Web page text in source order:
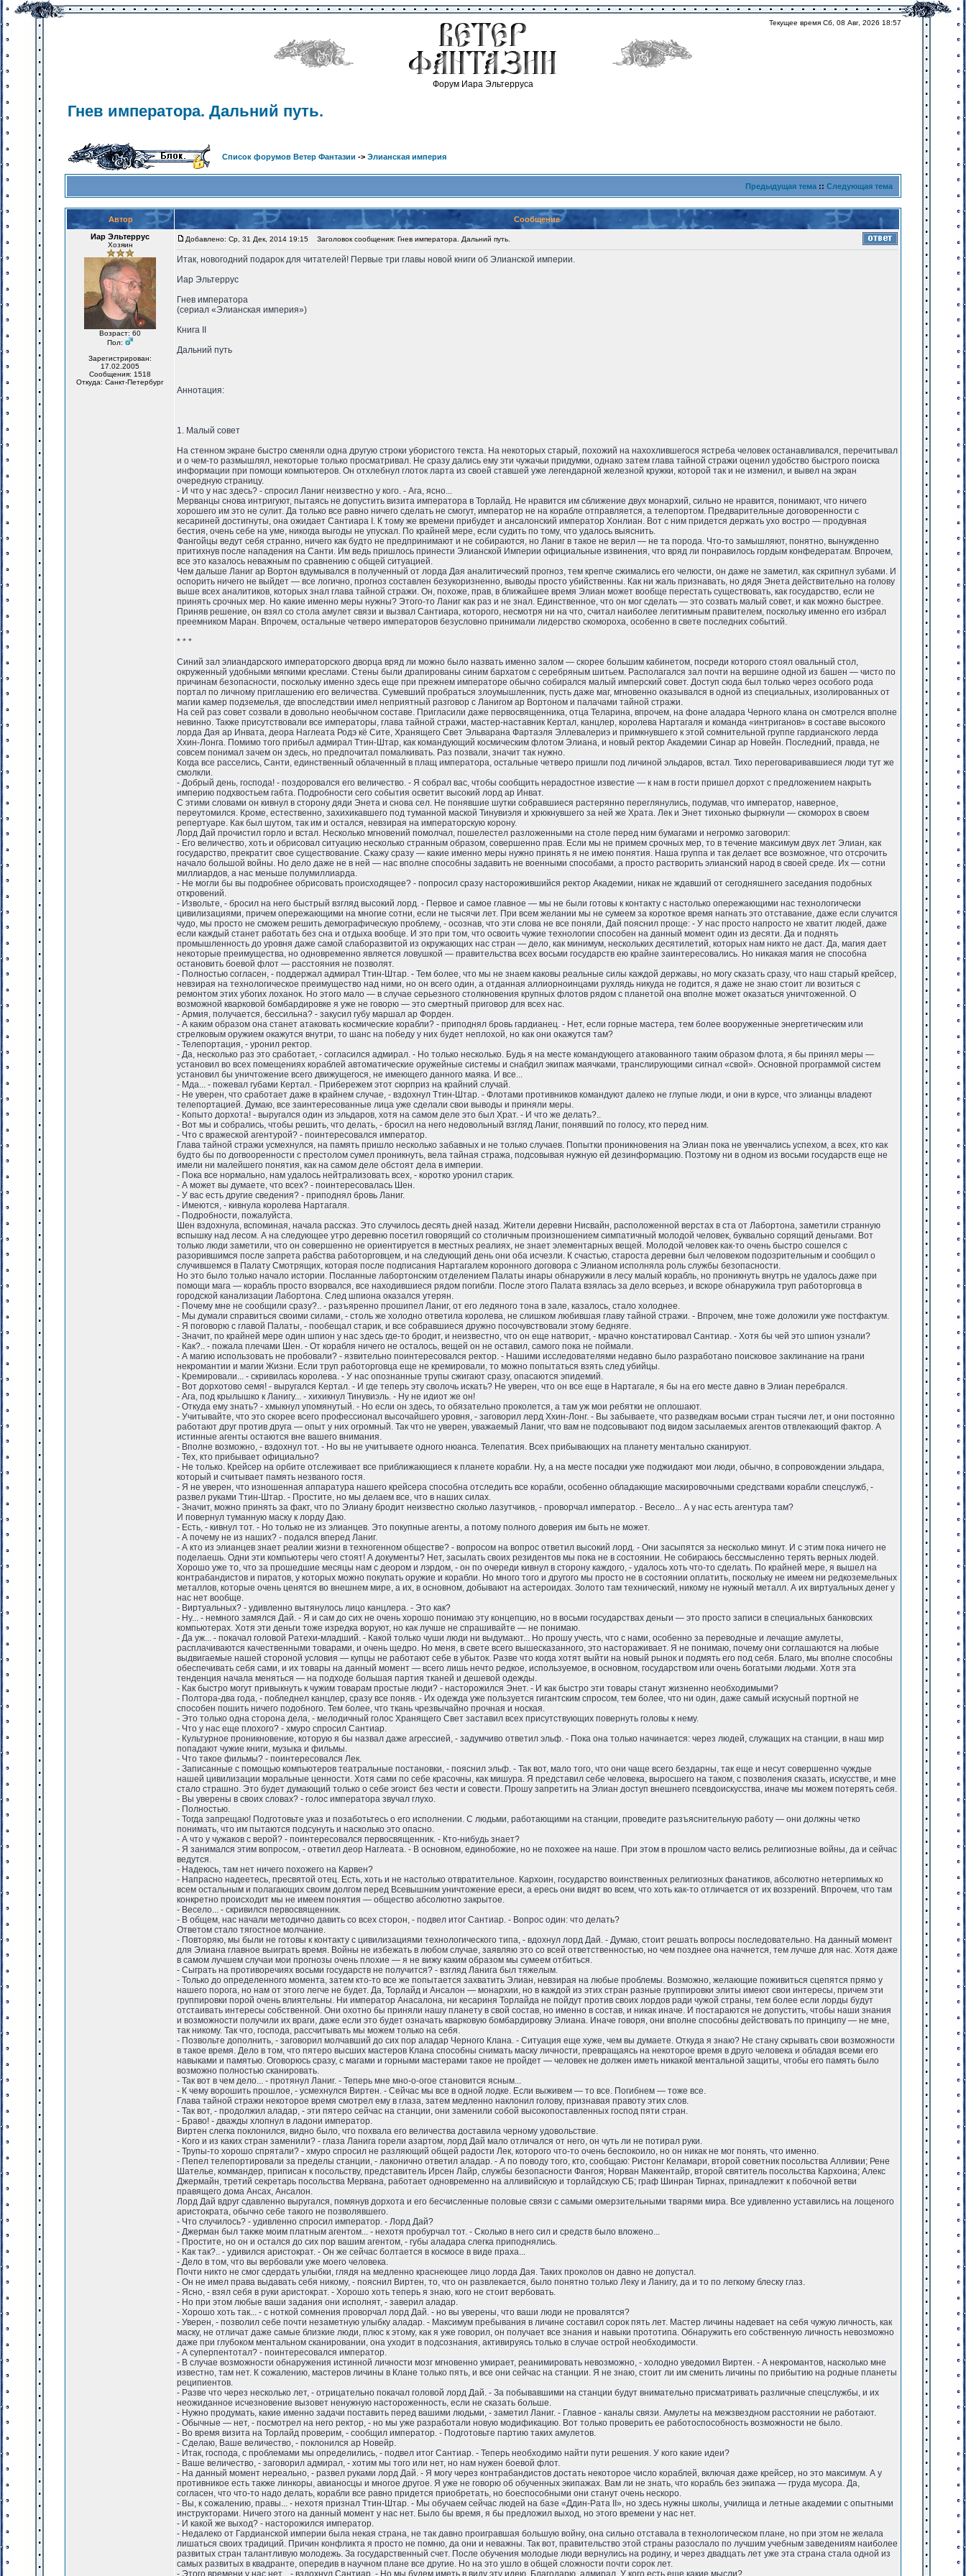
Форум Иара Эльтерруса
Текущее время Сб, 08 Авг, 2026 18:57
Гнев императора. Дальний путь.
Список форумов Ветер Фантазии -> Элианская империя
Предыдущая тема :: Следующая тема
Автор
Сообщение
Иар Эльтеррус
Хозяин
Возраст: 60
Пол:
Зарегистрирован:
17.02.2005
Сообщения: 1518
Откуда: Санкт-Петербург
Добавлено: Ср, 31 Дек, 2014 19:15 Заголовок сообщения: Гнев императора. Дальний путь.
Итак, новогодний подарок для читателей! Первые три главы новой книги об Элианской империи.
Иар Эльтеррус
Гнев императора
(сериал «Элианская империя»)
Книга II
Дальний путь
Аннотация:
1. Малый совет
На стенном экране быстро сменяли одна другую строки убористого текста. На некоторых старый, похожий на нахохлившегося ястреба человек останавливался, перечитывал
и о чем-то размышлял, некоторые только просматривал. Не сразу дались ему эти чужачьи придумки, однако затем глава тайной стражи оценил удобство быстрого поиска
информации при помощи компьютеров. Он отхлебнул глоток ларта из своей ставшей уже легендарной железной кружки, которой так и не изменил, и вывел на экран
очередную страницу.
- И что у нас здесь? - спросил Ланиг неизвестно у кого. - Ага, ясно...
Мерванцы снова интригуют, пытаясь не допустить визита императора в Торлайд. Не нравится им сближение двух монархий, сильно не нравится, понимают, что ничего
хорошего им это не сулит. Да только все равно ничего сделать не смогут, император не на корабле отправляется, а телепортом. Предварительные договоренности с
кесариней достигнуты, она ожидает Сантиара I. К тому же времени прибудет и ансалонский император Хонлиан. Вот с ним придется держать ухо востро — продувная
бестия, очень себе на уме, никогда выгоды не упускал. По крайней мере, если судить по тому, что удалось выяснить.
Фангойцы ведут себя странно, ничего как будто не предпринимают и не собираются, но Ланиг в такое не верил — не та порода. Что-то замышляют, понятно, вынужденно
притихнув после нападения на Санти. Им ведь пришлось принести Элианской Империи официальные извинения, что вряд ли понравилось гордым конфедератам. Впрочем,
все это казалось неважным по сравнению с общей ситуацией.
Чем дальше Ланиг ар Вортон вдумывался в полученный от лорда Дая аналитический прогноз, тем крепче сжимались его челюсти, он даже не заметил, как скрипнул зубами. И
оспорить ничего не выйдет — все логично, прогноз составлен безукоризненно, выводы просто убийственны. Как ни жаль признавать, но дядя Энета действительно на голову
выше всех аналитиков, которых знал глава тайной стражи. Он, похоже, прав, в ближайшее время Элиан может вообще перестать существовать, как государство, если не
принять срочных мер. Но какие именно меры нужны? Этого-то Ланиг как раз и не знал. Единственное, что он мог сделать — это созвать малый совет, и как можно быстрее.
Приняв решение, он взял со стола амулет связи и вызвал Сантиара, которого, несмотря ни на что, считал наиболее легитимным правителем, поскольку именно его избрал
преемником Маран. Впрочем, остальные четверо императоров безусловно принимали лидерство скомороха, особенно в свете последних событий.
* * *
Синий зал элиандарского императорского дворца вряд ли можно было назвать именно залом — скорее большим кабинетом, посреди которого стоял овальный стол,
окруженный удобными мягкими креслами. Стены были драпированы синим бархатом с серебряным шитьем. Располагался зал почти на вершине одной из башен — чисто по
причинам безопасности, поскольку именно здесь еще при прежнем императоре обычно собирался малый имперский совет. Доступ сюда был только через особого рода
портал по личному приглашению его величества. Сумевший пробраться злоумышленник, пусть даже маг, мгновенно оказывался в одной из специальных, изолированных от
магии камер подземелья, где впоследствии имел неприятный разговор с Ланигом ар Вортоном и палачами тайной стражи.
На сей раз совет созвали в довольно необычном составе. Пригласили даже первосвященника, отца Теларина, впрочем, на фоне аладара Черного клана он смотрелся вполне
невинно. Также присутствовали все императоры, глава тайной стражи, мастер-наставник Кертал, канцлер, королева Нартагаля и команда «интриганов» в составе высокого
лорда Дая ар Инвата, деора Наглеата Родэ кё Сите, Хранящего Свет Эльварана Фартаэля Эллевалериэ и примкнувшего к этой сомнительной группе гардианского лерда
Ххин-Лонга. Помимо того прибыл адмирал Ттин-Штар, как командующий космическим флотом Элиана, и новый ректор Академии Синар ар Новейн. Последний, правда, не
совсем понимал зачем он здесь, но предпочитал помалкивать. Раз позвали, значит так нужно.
Когда все расселись, Санти, единственный облаченный в плащ императора, остальные четверо пришли под личиной эльдаров, встал. Тихо переговаривавшиеся люди тут же
смолкли.
- Добрый день, господа! - поздоровался его величество. - Я собрал вас, чтобы сообщить нерадостное известие — к нам в гости пришел дорхот с предложением накрыть
империю подхвостьем габта. Подробности сего события осветит высокий лорд ар Инват.
С этими словами он кивнул в сторону дяди Энета и снова сел. Не понявшие шутки собравшиеся растерянно переглянулись, подумав, что император, наверное,
переутомился. Кроме, естественно, захихикавшего под туманной маской Тинувиэля и хрюкнувшего за ней же Храта. Лек и Энет тихонько фыркнули — скоморох в своем
репертуаре. Как был шутом, так им и остался, невзирая на императорскую корону.
Лорд Дай прочистил горло и встал. Несколько мгновений помолчал, пошелестел разложенными на столе перед ним бумагами и негромко заговорил:
- Его величество, хоть и обрисовал ситуацию несколько странным образом, совершенно прав. Если мы не примем срочных мер, то в течение максимум двух лет Элиан, как
государство, прекратит свое существование. Скажу сразу — какие именно меры нужно принять я не имею понятия. Наша группа и так делает все возможное, что отсрочить
начало большой войны. Но дело даже не в ней — нас вполне способны задавить не военными способами, а просто растворить элианский народ в своей среде. Их — сотни
миллиардов, а нас меньше полумиллиарда.
- Не могли бы вы подробнее обрисовать происходящее? - попросил сразу насторожившийся ректор Академии, никак не ждавший от сегодняшнего заседания подобных
откровений.
- Извольте, - бросил на него быстрый взгляд высокий лорд. - Первое и самое главное — мы не были готовы к контакту с настолько опережающими нас технологически
цивилизациями, причем опережающими на многие сотни, если не тысячи лет. При всем желании мы не сумеем за короткое время нагнать это отставание, даже если случится
чудо, мы просто не сможем решить демографическую проблему, - осознав, что эти слова не все поняли, Дай пояснил проще: - У нас просто напросто не хватит людей, даже
если каждый станет работать без сна и отдыха вообще. И это при том, что освоить чужие технологии способен на данный момент один из десяти. Да и поднять
промышленность до уровня даже самой слаборазвитой из окружающих нас стран — дело, как минимум, нескольких десятилетий, которых нам никто не даст. Да, магия дает
некоторые преимущества, но одновременно является ловушкой — правительства всех восьми государств ею крайне заинтересовались. Но никакая магия не способна
остановить боевой флот — расстояния не позволят.
- Полностью согласен, - поддержал адмирал Ттин-Штар. - Тем более, что мы не знаем каковы реальные силы каждой державы, но могу сказать сразу, что наш старый крейсер,
невзирая на технологическое преимущество над ними, но он всего один, а отданная аллиорноинцами рухлядь никуда не годится, я даже не знаю стоит ли возиться с
ремонтом этих убогих лоханок. Но этого мало — в случае серьезного столкновения крупных флотов рядом с планетой она вполне может оказаться уничтоженной. О
возможной кварковой бомбардировке я уже не говорю — это смертный приговор для всех нас.
- Армия, получается, бессильна? - закусил губу маршал ар Форден.
- А каким образом она станет атаковать космические корабли? - приподнял бровь гардианец. - Нет, если горные мастера, тем более вооруженные энергетическим или
стрелковым оружием окажутся внутри, то шанс на победу у них будет неплохой, но как они окажутся там?
- Телепортация, - уронил ректор.
- Да, несколько раз это сработает, - согласился адмирал. - Но только несколько. Будь я на месте командующего атакованного таким образом флота, я бы принял меры —
установил во всех помещениях кораблей автоматические оружейные системы и снабдил экипаж маячками, транслирующими сигнал «свой». Основной программой систем
установил бы уничтожение всего движущегося, не имеющего данного маяка. И все...
- Мда... - пожевал губами Кертал. - Прибережем этот сюрприз на крайний случай.
- Не уверен, что сработает даже в крайнем случае, - вздохнул Ттин-Штар. - Флотами противников командуют далеко не глупые люди, и они в курсе, что элианцы владеют
телепортацией. Думаю, все заинтересованные лица уже сделали свои выводы и приняли меры.
- Копыто дорхота! - выругался один из эльдаров, хотя на самом деле это был Храт. - И что же делать?..
- Вот мы и собрались, чтобы решить, что делать, - бросил на него недовольный взгляд Ланиг, понявший по голосу, кто перед ним.
- Что с вражеской агентурой? - поинтересовался император.
Глава тайной стражи усмехнулся, на память пришло несколько забавных и не только случаев. Попытки проникновения на Элиан пока не увенчались успехом, а всех, кто как
будто бы по догвооренности с престолом сумел проникнуть, вела тайная стража, подсовывая нужную ей дезинформацию. Поэтому ни в одном из восьми государств еще не
имели ни малейшего понятия, как на самом деле обстоят дела в империи.
- Пока все нормально, нам удалось нейтрализовать всех, - коротко уронил старик.
- А может вы думаете, что всех? - поинтересовалась Шен.
- У вас есть другие сведения? - приподнял бровь Ланиг.
- Имеются, - кивнула королева Нартагаля.
- Подробности, пожалуйста.
Шен вздохнула, вспоминая, начала рассказ. Это случилось десять дней назад. Жители деревни Нисвайн, расположенной верстах в ста от Лабортона, заметили странную
вспышку над лесом. А на следующее утро деревню посетил говорящий со столичным произношением симпатичный молодой человек, буквально сорящий деньгами. Вот
только люди заметили, что он совершенно не ориентируется в местных реалиях, не знает элементарных вещей. Молодой человек как-то очень быстро сошелся с
разорившимся после запрета рабства работорговцем, и на следующий день они оба исчезли. К счастью, староста деревни был человеком подозрительным и сообщил о
случившемся в Палату Смотрящих, которая после подписания Нартагалем коронного договора с Элианом исполняла роль службы безопасности.
Но это было только начало истории. Посланные лабортонским отделением Палаты инары обнаружили в лесу малый корабль, но проникнуть внутрь не удалось даже при
помощи мага — корабль просто взорвался, все находившиеся рядом погибли. После этого Палата взялась за дело всерьез, и вскоре обнаружила труп работорговца в
городской канализации Лабортона. След шпиона оказался утерян.
- Почему мне не сообщили сразу?.. - разъяренно прошипел Ланиг, от его ледяного тона в зале, казалось, стало холоднее.
- Мы думали справиться своими силами, - столь же холодно ответила королева, не слишком любившая главу тайной стражи. - Впрочем, мне тоже доложили уже постфактум.
- Я поговорю с главой Палаты, - пообещал старик, и все собравшиеся дружно посочувствовали этому бедняге.
- Значит, по крайней мере один шпион у нас здесь где-то бродит, и неизвестно, что он еще натворит, - мрачно констатировал Сантиар. - Хотя бы чей это шпион узнали?
- Как?.. - пожала плечами Шен. - От корабля ничего не осталось, вещей он не оставил, самого пока не поймали.
- А магию использовать не пробовали? - язвительно поинтересовался ректор. - Нашими исследователями недавно было разработано поисковое заклинание на грани
некромантии и магии Жизни. Если труп работорговца еще не кремировали, то можно попытаться взять след убийцы.
- Кремировали... - скривилась королева. - У нас опознанные трупы сжигают сразу, опасаются эпидемий.
- Вот дорхотово семя! - выругался Кертал. - И где теперь эту сволочь искать? Не уверен, что он все еще в Нартагале, я бы на его месте давно в Элиан перебрался.
- Ага, под крылышко к Ланигу... - хихикнул Тинувиэль. - Ну не идиот же он!
- Откуда ему знать? - хмыкнул упомянутый. - Но если он здесь, то обязательно проколется, а там уж мои ребятки не оплошают.
- Учитывайте, что это скорее всего профессионал высочайшего уровня, - заговорил лерд Ххин-Лонг. - Вы забываете, что разведкам восьми стран тысячи лет, и они постоянно
работают друг против друга — опыт у них огромный. Так что не уверен, уважаемый Ланиг, что вам не подсовывают под видом засылаемых агентов отвлекающий фактор. А
истинные агенты остаются вне вашего внимания.
- Вполне возможно, - вздохнул тот. - Но вы не учитываете одного нюанса. Телепатия. Всех прибывающих на планету ментально сканируют.
- Тех, кто прибывает официально?
- Не только. Крейсер на орбите отслеживает все приближающиеся к планете корабли. Ну, а на месте посадки уже поджидают мои люди, обычно, в сопровождении эльдара,
который и считывает память незваного гостя.
- Я не уверен, что изношенная аппаратура нашего крейсера способна отследить все корабли, особенно обладающие маскировочными средствами корабли спецслужб, -
развел руками Ттин-Штар. - Простите, но мы делаем все, что в наших силах.
- Значит, можно принять за факт, что по Элиану бродит неизвестно сколько лазутчиков, - проворчал император. - Весело... А у нас есть агентура там?
И повернул туманную маску к лорду Даю.
- Есть, - кивнул тот. - Но только не из элианцев. Это покупные агенты, а потому полного доверия им быть не может.
- А почему не из наших? - подался вперед Ланиг.
- А кто из элианцев знает реалии жизни в техногенном обществе? - вопросом на вопрос ответил высокий лорд. - Они засыпятся за несколько минут. И с этим пока ничего не
поделаешь. Одни эти компьютеры чего стоят! А документы? Нет, засылать своих резидентов мы пока не в состоянии. Не собираюсь бессмысленно терять верных людей.
Хорошо уже то, что за прошедшие месяцы нам с деором и лэрдом, - он по очереди кивнул в сторону каждого, - удалось хоть что-то сделать. По крайней мере, я вышел на
контрабандистов и пиратов, у которых можно покупать оружие и корабли. Но много того и другого мы просто не в состоянии оплатить, поскольку не имеем ни редкоземельных
металлов, которые очень ценятся во внешнем мире, а их, в основном, добывают на астероидах. Золото там технический, никому не нужный металл. А их виртуальных денег у
нас нет вообще.
- Виртуальных? - удивленно вытянулось лицо канцлера. - Это как?
- Ну... - немного замялся Дай. - Я и сам до сих не очень хорошо понимаю эту концепцию, но в восьми государствах деньги — это просто записи в специальных банковских
компьютерах. Хотя эти деньги тоже изредка воруют, но как лучше не спрашивайте — не понимаю.
- Да уж... - покачал головой Ратехи-младший. - Какой только чуши люди ни выдумают... Но прошу учесть, что с нами, особенно за переводные и лечащие амулеты,
расплачиваются качественными товарами, и очень щедро. Но меня, в свете всего вышесказанного, это настораживает. Я не понимаю, почему они соглашаются на любые
выдвигаемые нашей стороной условия — купцы не работают себе в убыток. Разве что когда хотят выйти на новый рынок и подмять его под себя. Благо, мы вполне способны
обеспечивать себя сами, и их товары на данный момент — всего лишь нечто редкое, используемое, в основном, государством или очень богатыми людьми. Хотя эта
тенденция начала меняться — на подходе большая партия тканей и дешевой одежды.
- Как быстро могут привыкнуть к чужим товарам простые люди? - насторожился Энет. - И как быстро эти товары станут жизненно необходимыми?
- Полтора-два года, - побледнел канцлер, сразу все поняв. - Их одежда уже пользуется гигантским спросом, тем более, что ни один, даже самый искусный портной не
способен пошить ничего подобного. Тем более, что ткань чрезвычайно прочная и ноская.
- Это только одна сторона дела, - мелодичный голос Хранящего Свет заставил всех присутствующих повернуть головы к нему.
- Что у нас еще плохого? - хмуро спросил Сантиар.
- Культурное проникновение, которую я бы назвал даже агрессией, - задумчиво ответил эльф. - Пока она только начинается: через людей, служащих на станции, в наш мир
попадают чужие книги, музыка и фильмы.
- Что такое фильмы? - поинтересовался Лек.
- Записанные с помощью компьютеров театральные постановки, - пояснил эльф. - Так вот, мало того, что они чаще всего бездарны, так еще и несут совершенно чуждые
нашей цивилизации моральные ценности. Хотя сами по себе красочны, как мишура. Я представил себе человека, выросшего на таком, с позволения сказать, искусстве, и мне
стало страшно. Это будет думающий только о себе эгоист без чести и совести. Прошу запретить на Элиан доступ внешнего псевдоискусства, иначе мы можем потерять себя.
- Вы уверены в своих словах? - голос императора звучал глухо.
- Полностью.
- Тогда запрещаю! Подготовьте указ и позаботьтесь о его исполнении. С людьми, работающими на станции, проведите разъяснительную работу — они должны четко
понимать, что им пытаются подсунуть и насколько это опасно.
- А что у чужаков с верой? - поинтересовался первосвященник. - Кто-нибудь знает?
- Я занимался этим вопросом, - ответил деор Наглеата. - В основном, единобожие, но не похожее на наше. При этом в прошлом часто велись религиозные войны, да и сейчас
ведутся.
- Надеюсь, там нет ничего похожего на Карвен?
- Напрасно надеетесь, пресвятой отец. Есть, хоть и не настолько отвратительное. Кархоин, государство воинственных религиозных фанатиков, абсолютно нетерпимых ко
всем остальным и полагающих своим долгом перед Всевышним уничтожение ереси, а ересь они видят во всем, что хоть как-то отличается от их воззрений. Впрочем, что там
конкретно происходит мы не имеем понятия — общество абсолютно закрытое.
- Весело... - скривился первосвященник.
- В общем, нас начали методично давить со всех сторон, - подвел итог Сантиар. - Вопрос один: что делать?
Ответом стало тягостное молчание.
- Повторяю, мы были не готовы к контакту с цивилизациями технологического типа, - вдохнул лорд Дай. - Думаю, стоит решать вопросы последовательно. На данный момент
для Элиана главное выиграть время. Войны не избежать в любом случае, заявляю это со всей ответственностью, но чем позднее она начнется, тем лучше для нас. Хотя даже
в самом лучшем случаи мои прогнозы очень плохие — я не вижу каким образом мы сумеем отбиться.
- Сыграть на противоречиях восьми государств не получится? - взгляд Ланига был тяжелым.
- Только до определенного момента, затем кто-то все же попытается захватить Элиан, невзирая на любые проблемы. Возможно, желающие поживиться сцепятся прямо у
нашего порога, но нам от этого легче не будет. Да, Торлайд и Ансалон — монархии, но в каждой из этих стран разные группировки элиты имеют свои интересы, причем эти
группировки порой очень влиятельны. Ни император Анасалона, ни кесариня Торлайда не пойдут против своих лордов ради чужой страны, тем более если лорды будут
отстаивать интересы собственной. Они охотно бы приняли нашу планету в свой состав, но именно в состав, и никак иначе. И постараются не допустить, чтобы наши знания
и возможности получили их враги, даже если это будет означать кварковую бомбардировку Элиана. Иначе говоря, они вполне способны действовать по принципу — не мне,
так никому. Так что, господа, рассчитывать мы можем только на себя.
- Позвольте дополнить, - заговорил молчавший до сих пор аладар Черного Клана. - Ситуация еще хуже, чем вы думаете. Откуда я знаю? Не стану скрывать свои возможности
в такое время. Дело в том, что пятеро высших мастеров Клана способны снимать маску личности, превращаясь на некоторое время в друго человека и обладая всеми его
навыками и памятью. Оговорюсь сразу, с магами и горными мастерами такое не пройдет — человек не должен иметь никакой ментальной защиты, чтобы его память было
возможно полностью сканировать.
- Так вот в чем дело... - протянул Ланиг. - Теперь мне мно-о-огое становится ясным...
- К чему ворошить прошлое, - усмехнулся Виртен. - Сейчас мы все в одной лодке. Если выживем — то все. Погибнем — тоже все.
Глава тайной стражи некоторое время смотрел ему в глаза, затем медленно наклонил голову, признавая правоту этих слов.
- Так вот, - продолжил аладар, - эти пятеро сейчас на станции, они заменили собой высокопоставленных господ пяти стран.
- Браво! - дважды хлопнул в ладони император.
Виртен слегка поклонился, видно было, что похвала его величества доставила черному удовольствие.
- Кого и из каких стран заменили? - глаза Ланига горели азартом, лорд Дай мало отличался от него, он чуть ли не потирал руки.
- Трупы-то хорошо спрятали? - хмуро спросил не разляющий общей радости Лек, которого что-то очень беспокоило, но он никак не мог понять, что именно.
- Пепел телепортировали за пределы станции, - лаконично ответил аладар. - А по поводу того, кто, сообщаю: Ристонг Келамари, второй советник посольства Алливии; Рене
Шателье, коммандер, приписан к посольству, представитель Ирсен Лайр, службы безопасности Фангоя; Норван Маккентайр, второй святитель посольства Кархоина; Алекс
Джермайн, третий секретарь посольства Мервана, работает одновременно на алливийскую и торлайдскую СБ; граф Шинран Тирнах, принадлежит к побочной ветви
правящего дома Ансах, Ансалон.
Лорд Дай вдруг сдавленно выругался, помянув дорхота и его бесчисленные половые связи с самыми омерзительными тварями мира. Все удивленно уставились на лощеного
аристократа, обычно себе такого не позволявшего.
- Что случилось? - удивленно спросил император. - Лорд Дай?
- Джерман был также моим платным агентом... - нехотя пробурчал тот. - Сколько в него сил и средств было вложено...
- Простите, но он и остался до сих пор вашим агентом, - губы аладара слегка приподнялись.
- Как так?.. - удивился аристократ. - Он же сейчас болтается в космосе в виде праха...
- Дело в том, что вы вербовали уже моего человека.
Почти никто не смог сдердать улыбки, глядя на медленно краснеющее лицо лорда Дая. Таких проколов он давно не допустал.
- Он не имел права выдавать себя никому, - пояснил Виртен, то, что он развлекается, было понятно только Леку и Ланигу, да и то по легкому блеску глаз.
- Ясно, - взял себя в руки аристократ. - Хорошо хоть теперь я знаю, кого не стоит вербовать.
- Но при этом любые ваши задания они исполнят, - заверил аладар.
- Хорошо хоть так... - с ноткой сомнения проворчал лорд Дай. - но вы уверены, что ваши люди не провалятся?
- Уверен, - позволил себе почти незаметную улыбку аладар. - Максимум пребывания в личине составил сорок пять лет. Мастер личины надевает на себя чужую личность, как
маску, не отличат даже самые близкие люди, плюс к этому, как я уже говорил, он получает все знания и навыки прототипа. Обнаружить его собственную личность невозможно
даже при глубоком ментальном сканировании, она уходит в подсознания, активируясь только в случае острой необходимости.
- А суперпентотал? - поинтересовался император.
- В случае возможности обнаружения истинной личности мозг мгновенно умирает, реанимировать невозможно, - холодно уведомил Виртен. - А некромантов, насколько мне
известно, там нет. К сожалению, мастеров личины в Клане только пять, и все они сейчас на станции. Я не знаю, стоит ли им сменить личины по прибытию на родные планеты
реципиентов.
- Разве что через несколько лет, - отрицательно покачал головой лорд Дай. - За побывавшими на станции будут внимательно присматривать различные спецслужбы, и их
неожиданное исчезновение вызовет ненужную настороженность, если не сказать больше.
- Нужно продумать, какие именно задачи поставить перед вашими людьми, - заметил Ланиг. - Главное - каналы связи. Амулеты на межзвездном расстоянии не работают.
- Обычные — нет, - посмотрел на него ректор, - но мы уже разработали новую модификацию. Вот только проверить ее работоспособность возможности не было.
- Во время визита на Торлайд проверим, - сообщил император. - Подготовьте партию таких амулетов.
- Сделаю, Ваше величество, - поклонился ар Новейр.
- Итак, господа, с проблемами мы определились, - подвел итог Сантиар. - Теперь необходимо найти пути решения. У кого какие идеи?
- Ваше величество, - заговорил адмирал, - хотим мы того или нет, но нам нужен боевой флот.
- На данный момент нереально, - развел руками лорд Дай. - Я могу через контрабандистов достать некоторое число кораблей, включая даже крейсер, но это максимум. А у
противникое есть также линкоры, авианосцы и многое другое. Я уже не говорю об обученных экипажах. Вам ли не знать, что корабль без экипажа — груда мусора. Да,
согласен, что что-то надо делать, корабли все равно придется приобретать, но боеспособными они станут очень нескоро.
- Вы, к сожалению, правы... - нехотя признал Ттин-Штар. - Мы обучаем сейчас людей на базе «Ддин-Рата II», но здесь нужны школы, училища и летные академии с опытными
инструкторами. Ничего этого на данный момент у нас нет. Было бы время, я бы предложил выход, но этого времени у нас нет.
- И какой же выход? - насторожился император.
- Недалеко от Гардианской империи была некая страна, не так давно проигравшая большую войну, она сильно отставала в технологическом плане, но при этом не желала
лишаться своих традиций. Причин конфликта я просто не помню, да они и неважны. Так вот, правительство этой страны разослало по лучшим учебным заведениям наиболее
развитых стран талантливую молодежь. За государственный счет. После обучения молодые люди вернулись на родину, и через двадцать лет уже эта страна стала одной из
самых развитых в квадранте, опередив в научном плане все другие. Но на это ушло в общей сложности почти сорок лет.
- Этого времени у нас нет... - вздохнул Сантиар. - Но мы будем иметь в виду эту идею. Благодарю, адмирал. У кого есть еще какие мысли?